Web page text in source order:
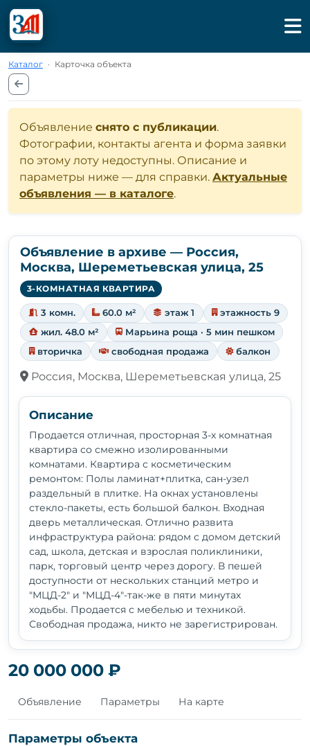
Каталог · Карточка объекта
Объявление снято с публикации.
Фотографии, контакты агента и форма заявки
по этому лоту недоступны. Описание и
параметры ниже — для справки. Актуальные
объявления — в каталоге.
Объявление в архиве — Россия,
Москва, Шереметьевская улица, 25
3-КОМНАТНАЯ КВАРТИРА
3 комн. 60.0 м² этаж 1
этажность 9
жил. 48.0 м²
Марьина роща · 5 мин пешком
вторичка
свободная продажа балкон
Россия, Москва, Шереметьевская улица, 25
Описание
Продается отличная, просторная 3-х комнатная
квартира со смежно изолированными
комнатами. Квартира с косметическим
ремонтом: Полы ламинат+плитка, сан-узел
раздельный в плитке. На окнах установлены
стекло-пакеты, есть большой балкон. Входная
дверь металлическая. Отлично развита
инфраструктура района: рядом с домом детский
сад, школа, детская и взрослая поликлиники,
парк, торговый центр через дорогу. В пешей
доступности от нескольких станций метро и
"МЦД-2" и "МЦД-4"-так-же в пяти минутах
ходьбы. Продается с мебелью и техникой.
Свободная продажа, никто не зарегистрирован.
20 000 000 ₽
Объявление Параметры На карте
Параметры объекта